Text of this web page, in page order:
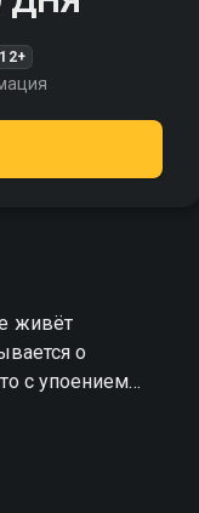
12+
живёт
о
с упоением
часы за игровой
умницей
в